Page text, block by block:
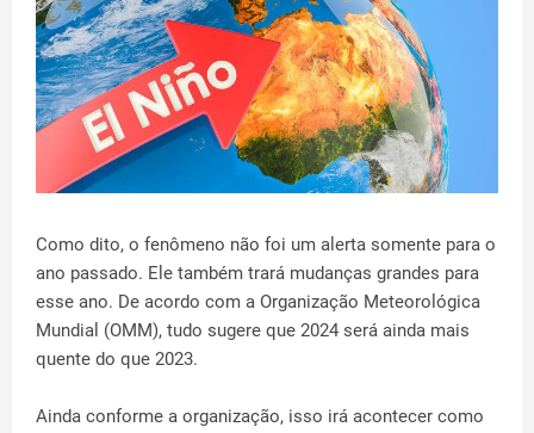
Como dito, o fenômeno não foi um alerta somente para o
ano passado. Ele também trará mudanças grandes para
esse ano. De acordo com a Organização Meteorológica
Mundial (OMM), tudo sugere que 2024 será ainda mais
quente do que 2023.
Ainda conforme a organização, isso irá acontecer como